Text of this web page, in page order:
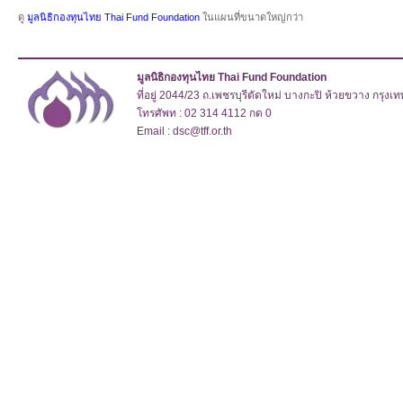
ดู มูลนิธิกองทุนไทย Thai Fund Foundation ในแผนที่ขนาดใหญ่กว่า
มูลนิธิกองทุนไทย Thai Fund Foundation
ที่อยู่ 2044/23 ถ.เพชรบุรีตัดใหม่ บางกะปิ ห้วยขวาง กรุงเ
โทรศัพท : 02 314 4112 กด 0
Email : dsc@tff.or.th